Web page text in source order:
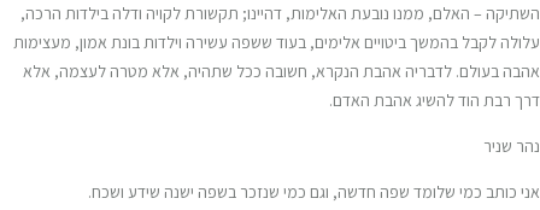
השתיקה – האלם, ממנו נובעת האלימות, דהיינו; תקשורת לקויה ודלה בילדות הרכה,
עלולה לקבל בהמשך ביטויים אלימים, בעוד ששפה עשירה וילדות בונת אמון, מעצימות
אהבה בעולם. לדבריה אהבת הנקרא, חשובה ככל שתהיה, אלא מטרה לעצמה, אלא
דרך רבת הוד להשיג אהבת האדם.
נהר שניר
אני כותב כמי שלומד שפה חדשה, וגם כמי שנזכר בשפה ישנה שידע ושכח.